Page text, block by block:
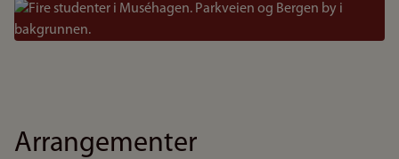
Bilde
Arrangementer